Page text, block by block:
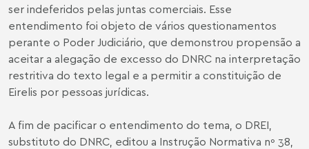
ser indeferidos pelas juntas comerciais. Esse
entendimento foi objeto de vários questionamentos
perante o Poder Judiciário, que demonstrou propensão a
aceitar a alegação de excesso do DNRC na interpretação
restritiva do texto legal e a permitir a constituição de
Eirelis por pessoas jurídicas.
A fim de pacificar o entendimento do tema, o DREI,
substituto do DNRC, editou a Instrução Normativa nº 38,